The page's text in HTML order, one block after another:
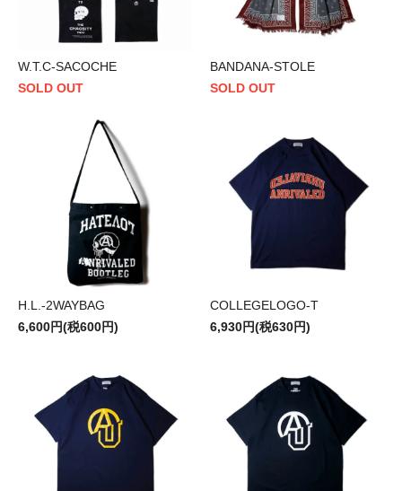
W.T.C-SACOCHE
SOLD OUT
BANDANA-STOLE
SOLD OUT
H.L.-2WAYBAG
6,600円(税600円)
COLLEGELOGO-T
6,930円(税630円)